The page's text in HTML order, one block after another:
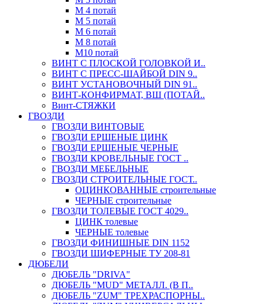
М 4 потай
М 5 потай
М 6 потай
М 8 потай
М10 потай
ВИНТ С ПЛОСКОЙ ГОЛОВКОЙ И..
ВИНТ С ПРЕСС-ШАЙБОЙ DIN 9..
ВИНТ УСТАНОВОЧНЫЙ DIN 91..
ВИНТ-КОНФИРМАТ, ВШ (ПОТАЙ..
Винт-СТЯЖКИ
ГВОЗДИ
ГВОЗДИ ВИНТОВЫЕ
ГВОЗДИ ЕРШЕНЫЕ ЦИНК
ГВОЗДИ ЕРШЕНЫЕ ЧЕРНЫЕ
ГВОЗДИ КРОВЕЛЬНЫЕ ГОСТ ..
ГВОЗДИ МЕБЕЛЬНЫЕ
ГВОЗДИ СТРОИТЕЛЬНЫЕ ГОСТ..
ОЦИНКОВАННЫЕ строительные
ЧЕРНЫЕ строительные
ГВОЗДИ ТОЛЕВЫЕ ГОСТ 4029..
ЦИНК толевые
ЧЕРНЫЕ толевые
ГВОЗДИ ФИНИШНЫЕ DIN 1152
ГВОЗДИ ШИФЕРНЫЕ ТУ 208-81
ДЮБЕЛИ
ДЮБЕЛЬ "DRIVA"
ДЮБЕЛЬ "MUD" МЕТАЛЛ. (В П..
ДЮБЕЛЬ "ZUM" ТРЕХРАСПОРНЫ..